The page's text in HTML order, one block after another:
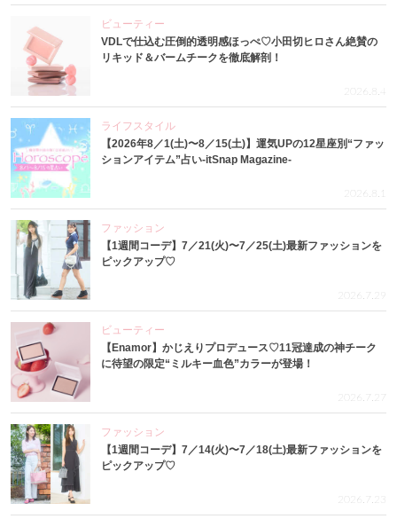
ビューティー
VDLで仕込む圧倒的透明感ほっぺ♡小田切ヒロさん絶賛の
リキッド＆バームチークを徹底解剖！
2026.8.4
ライフスタイル
【2026年8／1(土)〜8／15(土)】運気UPの12星座別“ファッ
ションアイテム”占い-itSnap Magazine-
2026.8.1
ファッション
【1週間コーデ】7／21(火)〜7／25(土)最新ファッションを
ピックアップ♡
2026.7.29
ビューティー
【Enamor】かじえりプロデュース♡11冠達成の神チーク
に待望の限定“ミルキー血色”カラーが登場！
2026.7.27
ファッション
【1週間コーデ】7／14(火)〜7／18(土)最新ファッションを
ピックアップ♡
2026.7.23